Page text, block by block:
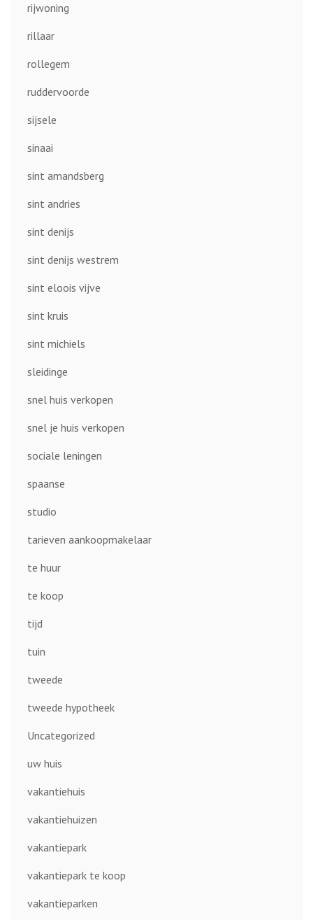
rijwoning
rillaar
rollegem
ruddervoorde
sijsele
sinaai
sint amandsberg
sint andries
sint denijs
sint denijs westrem
sint eloois vijve
sint kruis
sint michiels
sleidinge
snel huis verkopen
snel je huis verkopen
sociale leningen
spaanse
studio
tarieven aankoopmakelaar
te huur
te koop
tijd
tuin
tweede
tweede hypotheek
Uncategorized
uw huis
vakantiehuis
vakantiehuizen
vakantiepark
vakantiepark te koop
vakantieparken